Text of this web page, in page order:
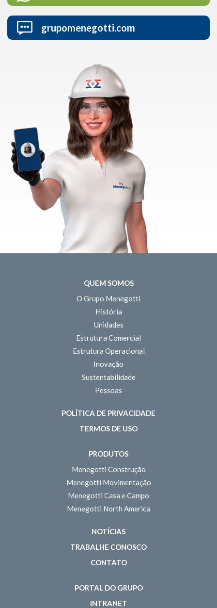
grupomenegotti.com
QUEM SOMOS
O Grupo Menegotti
História
Unidades
Estrutura Comercial
Estrutura Operacional
Inovação
Sustentabilidade
Pessoas
POLÍTICA DE PRIVACIDADE
TERMOS DE USO
PRODUTOS
Menegotti Construção
Menegotti Movimentação
Menegotti Casa e Campo
Menegotti North America
NOTÍCIAS
TRABALHE CONOSCO
CONTATO
PORTAL DO GRUPO
INTRANET